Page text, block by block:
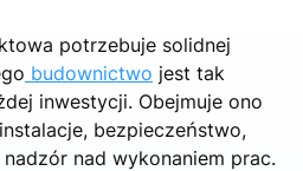
potrzebuje solidnej
budownictwo jest tak
inwestycji. Obejmuje ono
bezpieczeństwo,
nad wykonaniem prac.